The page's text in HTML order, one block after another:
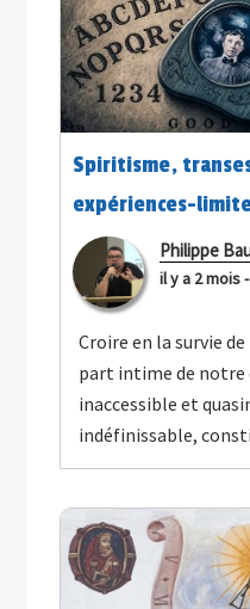
Spiritisme,
expériences-
1900 : le « corps-
médiums
Philippe
il y a 2 mois-
Croire en la survie
part intime de notre
inaccessible et
indéfinissable,